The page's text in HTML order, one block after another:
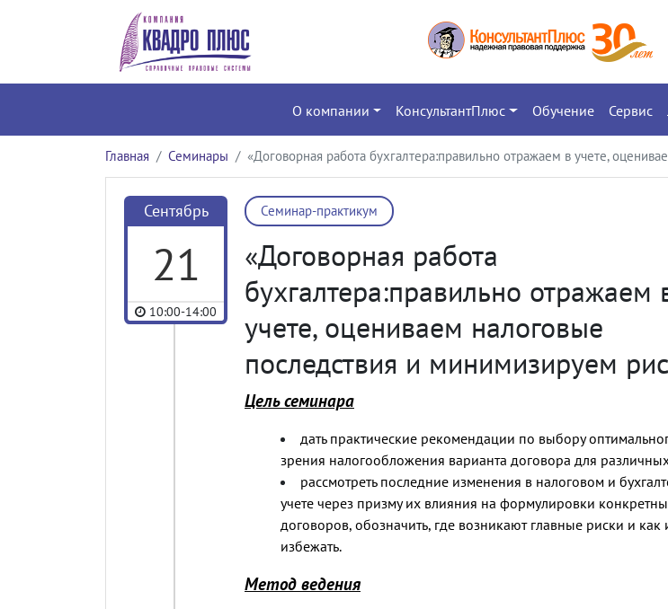
О компании КонсультантПлюс Обучение Сервис
Главная Семинары «Договорная работа бухгалтера:правильно отражаем в учете,
Сентябрь
21
10:00-14:00
Семинар-практикум
«Договорная работа
бухгалтера:правильно отражаем
учете, оцениваем налоговые
последствия и минимизируем
Цель семинара
дать практические рекомендации по выбору
зрения налогообложения варианта договора для
рассмотреть последние изменения в налоговом и
учете через призму их влияния на формулировки
договоров, обозначить, где возникают главные риски и как
избежать.
Метод ведения